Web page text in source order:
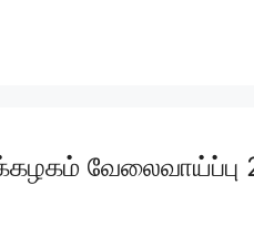
வேலைவாய்ப்பு